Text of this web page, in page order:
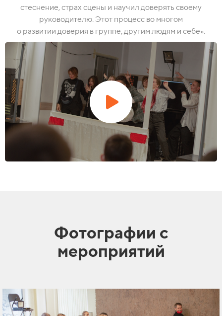
стеснение, страх сцены и научил доверять своему
руководителю. Этот процесс во многом
о развитии доверия в группе, другим людям и себе».
Фотографии с
мероприятий